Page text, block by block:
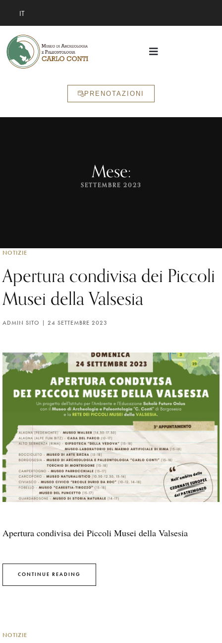
IT
PRENOTAZIONI
Mese:
SETTEMBRE 2023
NOTIZIE
Apertura condivisa dei Piccoli
Musei della Valsesia
ADMIN SITO 24 SETTEMBRE 2023
Apertura condivisa dei Piccoli Musei della Valsesia
CONTINUE READING
NOTIZIE